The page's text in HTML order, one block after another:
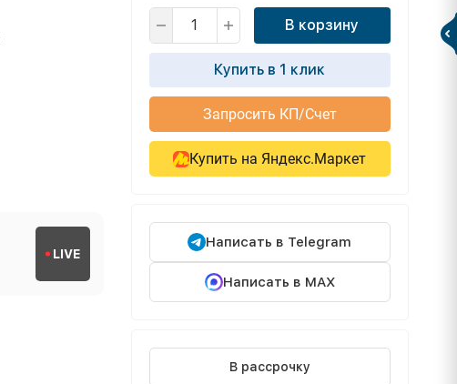
LIVE
В корзину
Купить в 1 клик
Запросить КП/Счет
Купить на Яндекс.Маркет
Написать в Telegram
Написать в MAX
В рассрочку